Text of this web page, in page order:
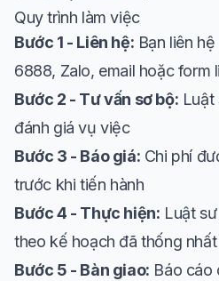
Quy trình làm việc
Bước 1 - Liên hệ: Bạn liên
6888, Zalo, email hoặc form
Bước 2 - Tư vấn sơ bộ: Luật
đánh giá vụ việc
Bước 3 - Báo giá: Chi phí
trước khi tiến hành
Bước 4 - Thực hiện: Luật
theo kế hoạch đã thống nhất
Bước 5 - Bàn giao: Báo cáo